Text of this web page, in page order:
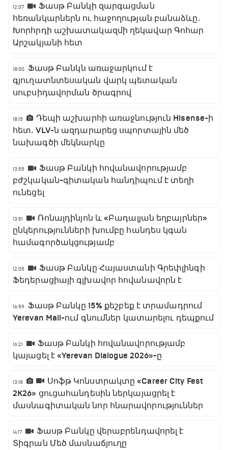
12:37
Ֆասթ Բանկի զարգացման
հեռանկարներն ու հաջողության բանաձևը․
Խորհրդի աշխատակազմի ղեկավար Գոհար
Արշակյանի հետ
18:00
Ֆասթ Բանկն առաջարկում է
գյուղատնտեսական վարկ պետական
սուբսիդավորման ծրագրով
18:15
Դեպի աշխարհի առաջնություն Hisense-ի
հետ․ VLV-ն ազդարարեց սպորտային մեծ
նախագծի մեկնարկը
13:55
Ֆասթ Բանկի հովանավորությամբ
բժշկական-գիտական հանդիպում է տեղի
ունեցել
13:51
Ռոնալդինյոն և «Բադալյան եղբայրներ»
ընկերությունների խումբը հանդես կգան
համագործակցությամբ
12:05
Ֆասթ Բանկը Հայաստանի Գրեփլինգի
Ֆեդերացիայի գլխավոր հովանավորն է
16:59
Ֆասթ Բանկը 15% քեշբեք է տրամադրում
Yerevan Mall-ում գնումներ կատարելու դեպքում
16:21
Ֆասթ Բանկի հովանավորությամբ
կայացել է «Yerevan Dialogue 2026»-ը
13:18
Սոֆթ Կոնստրակտը «Career City Fest
2K26» ցուցահանդեսին ներկայացրել է
մասնագիտական նոր հնարավորություններ
14:17
Ֆասթ Բանկը վերաբրենդավորել է
Տիգրան Մեծ մասնաճյուղը